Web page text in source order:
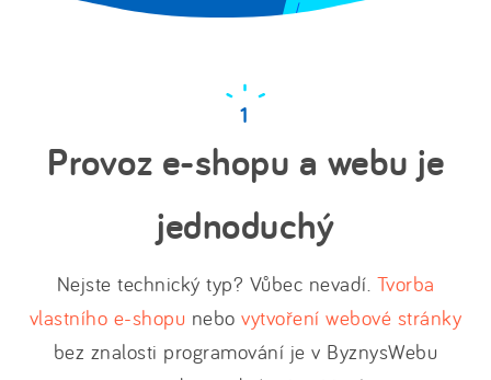
Provoz e-shopu a webu je
jednoduchý
Nejste technický typ? Vůbec nevadí. Tvorba
vlastního e-shopu nebovytvoření webové stránky
bez znalosti programování je v ByznysWebu